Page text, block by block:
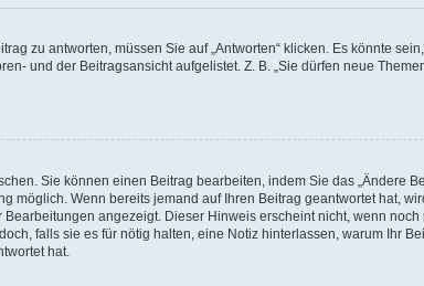
zu antworten, müssen Sie auf „Antworten“ klicken. Es könnte
und der Beitragsansicht aufgelistet. Z. B. „Sie dürfen neue
Sie können einen Beitrag bearbeiten, indem Sie das „Ändere
Wenn bereits jemand auf Ihren Beitrag geantwortet hat,
angezeigt. Dieser Hinweis erscheint nicht, wenn
falls sie es für nötig halten, eine Notiz hinterlassen, warum Ihr
hat.